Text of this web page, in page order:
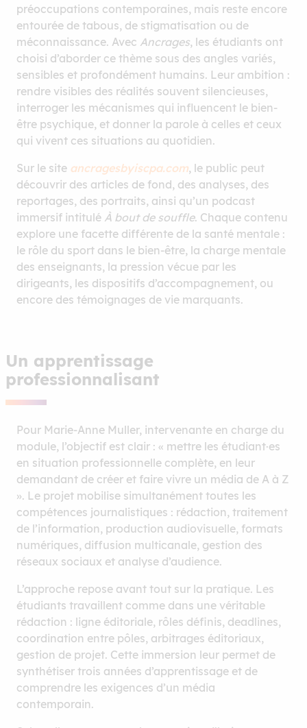
préoccupations contemporaines, mais reste encore
entourée de tabous, de stigmatisation ou de
méconnaissance. Avec Ancrages, les étudiants ont
choisi d’aborder ce thème sous des angles variés,
sensibles et profondément humains. Leur ambition :
rendre visibles des réalités souvent silencieuses,
interroger les mécanismes qui influencent le bien-
être psychique, et donner la parole à celles et ceux
qui vivent ces situations au quotidien.
Sur le site ancragesbyiscpa.com, le public peut
découvrir des articles de fond, des analyses, des
reportages, des portraits, ainsi qu’un podcast
immersif intitulé À bout de souffle. Chaque contenu
explore une facette différente de la santé mentale :
le rôle du sport dans le bien-être, la charge mentale
des enseignants, la pression vécue par les
dirigeants, les dispositifs d’accompagnement, ou
encore des témoignages de vie marquants.
Un apprentissage
professionnalisant
Pour Marie-Anne Muller, intervenante en charge du
module, l’objectif est clair : « mettre les étudiant·es
en situation professionnelle complète, en leur
demandant de créer et faire vivre un média de A à Z
». Le projet mobilise simultanément toutes les
compétences journalistiques : rédaction, traitement
de l’information, production audiovisuelle, formats
numériques, diffusion multicanale, gestion des
réseaux sociaux et analyse d’audience.
L’approche repose avant tout sur la pratique. Les
étudiants travaillent comme dans une véritable
rédaction : ligne éditoriale, rôles définis, deadlines,
coordination entre pôles, arbitrages éditoriaux,
gestion de projet. Cette immersion leur permet de
synthétiser trois années d’apprentissage et de
comprendre les exigences d’un média
contemporain.